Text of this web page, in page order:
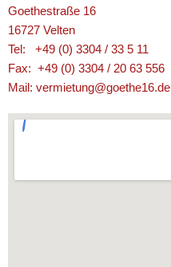
Goethestraße 16
16727 Velten
Tel: +49 (0) 3304 / 33 5 11
Fax: +49 (0) 3304 / 20 63 556
Mail: vermietung@goethe16.de